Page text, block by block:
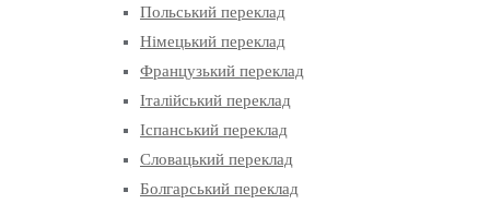
Польський переклад
Німецький переклад
Французький переклад
Італійський переклад
Іспанський переклад
Словацький переклад
Болгарський переклад